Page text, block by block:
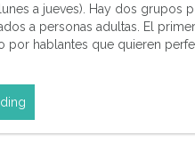
a jueves). Hay dos grupos
a personas adultas. El
por hablantes que quieren